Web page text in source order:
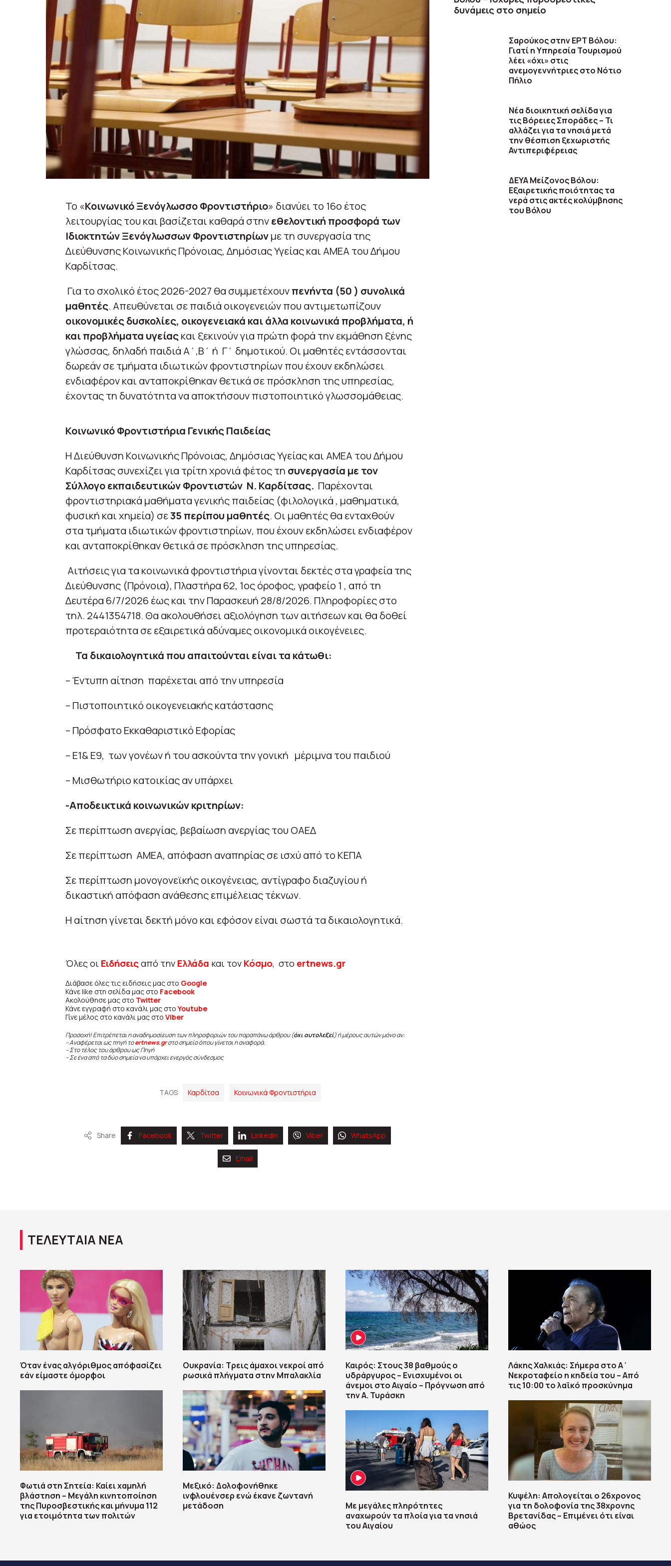
Το «Κοινωνικό Ξενόγλωσσο Φροντιστήριο» διανύει το 16ο έτος
λειτουργίας του και βασίζεται καθαρά στηνεθελοντική προσφορά των
Ιδιοκτητών Ξενόγλωσσων Φροντιστηρίωνμε τη συνεργασία της
Διεύθυνσης Κοινωνικής Πρόνοιας, Δημόσιας Υγείας και ΑΜΕΑ του Δήμου
Καρδίτσας.
Για το σχολικό έτος 2026-2027 θα συμμετέχουνπενήντα (50 ) συνολικά
μαθητές. Απευθύνεται σε παιδιά οικογενειών που αντιμετωπίζουν
οικονομικές δυσκολίες, οικογενειακά και άλλα κοινωνικά προβλήματα, ή
και προβλήματα υγείαςκαι ξεκινούν για πρώτη φορά την εκμάθηση ξένης
γλώσσας, δηλαδή παιδιά Α΄,Β΄ ή Γ΄ δημοτικού. Οι μαθητές εντάσσονται
δωρεάν σε τμήματα ιδιωτικών φροντιστηρίων που έχουν εκδηλώσει
ενδιαφέρον και ανταποκρίθηκαν θετικά σε πρόσκληση της υπηρεσίας,
έχοντας τη δυνατότητα να αποκτήσουν πιστοποιητικό γλωσσομάθειας.
Κοινωνικό Φροντιστήρια Γενικής Παιδείας
Η Διεύθυνση Κοινωνικής Πρόνοιας, Δημόσιας Υγείας και ΑΜΕΑ του Δήμου
Καρδίτσας συνεχίζει για τρίτη χρονιά φέτος τη συνεργασία με τον
Σύλλογο εκπαιδευτικών Φροντιστών Ν. Καρδίτσας. Παρέχονται
φροντιστηριακά μαθήματα γενικής παιδείας (φιλολογικά , μαθηματικά,
φυσική και χημεία) σε35 περίπου μαθητές. Οι μαθητές θα ενταχθούν
στα τμήματα ιδιωτικών φροντιστηρίων, που έχουν εκδηλώσει ενδιαφέρον
και ανταποκρίθηκαν θετικά σε πρόσκληση της υπηρεσίας.
Αιτήσεις για τα κοινωνικά φροντιστήρια γίνονται δεκτές στα γραφεία της
Διεύθυνσης (Πρόνοια), Πλαστήρα 62, 1ος όροφος, γραφείο 1 , από τη
Δευτέρα 6/7/2026 έως και την Παρασκευή 28/8/2026. Πληροφορίες στο
τηλ. 2441354718. Θα ακολουθήσει αξιολόγηση των αιτήσεων και θα δοθεί
προτεραιότητα σε εξαιρετικά αδύναμες οικονομικά οικογένειες.
Τα δικαιολογητικά που απαιτούνται είναι τα κάτωθι:
– Έντυπη αίτηση παρέχεται από την υπηρεσία
– Πιστοποιητικό οικογενειακής κατάστασης
– Πρόσφατο Εκκαθαριστικό Εφορίας
– Ε1& Ε9, των γονέων ή του ασκούντα την γονική μέριμνα του παιδιού
– Μισθωτήριο κατοικίας αν υπάρχει
-Αποδεικτικά κοινωνικών κριτηρίων:
Σε περίπτωση ανεργίας, βεβαίωση ανεργίας του ΟΑΕΔ
Σε περίπτωση ΑΜΕΑ, απόφαση αναπηρίας σε ισχύ από το ΚΕΠΑ
Σε περίπτωση μονογονεϊκής οικογένειας, αντίγραφο διαζυγίου ή
δικαστική απόφαση ανάθεσης επιμέλειας τέκνων.
Η αίτηση γίνεται δεκτή μόνο και εφόσον είναι σωστά τα δικαιολογητικά.
Όλες οι Ειδήσεις από την Ελλάδα και τον Κόσμο, στο ertnews.gr
Διάβασε όλες τις ειδήσεις μας στο Google
Κάνε like στη σελίδα μας στο Facebook
Ακολούθησε μας στο Twitter
Κάνε εγγραφή στο κανάλι μας στοYoutube
Γίνε μέλος στο κανάλι μας στο Viber
Προσοχή! Επιτρέπεται η αναδημοσίευση των πληροφοριών του παραπάνω άρθρου (όχι αυτολεξεί) ή μέρους αυτών μόνο αν:
– Αναφέρεται ως πηγή τοertnews.gr στο σημείο όπου γίνεται η αναφορά.
– Στο τέλος του άρθρου ως Πηγή
– Σε ένα από τα δύο σημεία να υπάρχει ενεργός σύνδεσμος
TAGS Καρδίτσα Κοινωνικά Φροντιστήρια
Share Facebook Twitter Linkedin Viber WhatsApp
Email
δυνάμεις στο σημείο
Σαρούκος στην ΕΡΤ Βόλου:
Γιατί η Υπηρεσία Τουρισμού
λέει «όχι» στις
ανεμογεννήτριες στο Νότιο
Πήλιο
Νέα διοικητική σελίδα για
τις Βόρειες Σποράδες – Τι
αλλάζει για τα νησιά μετά
την θέσπιση ξεχωριστής
Αντιπεριφέρειας
ΔΕΥΑ Μείζονος Βόλου:
Εξαιρετικής ποιότητας τα
νερά στις ακτές κολύμβησης
του Βόλου
ΤΕΛΕΥΤΑΙΑ ΝΕΑ
Όταν ένας αλγόριθμος απόφασίζει
εάν είμαστε όμορφοι
Φωτιά στη Σητεία: Καίει χαμηλή
βλάστηση – Μεγάλη κινητοποίηση
της Πυροσβεστικής και μήνυμα 112
για ετοιμότητα των πολιτών
Ουκρανία: Τρεις άμαχοι νεκροί από
ρωσικά πλήγματα στην Μπαλακλία
Μεξικό: Δολοφονήθηκε
ινφλουένσερ ενώ έκανε ζωντανή
μετάδοση
Καιρός: Στους 38 βαθμούς ο
υδράργυρος – Ενισχυμένοι οι
άνεμοι στο Αιγαίο – Πρόγνωση από
την Α. Τυράσκη
Με μεγάλες πληρότητες
αναχωρούν τα πλοία για τα νησιά
του Αιγαίου
Λάκης Χαλκιάς: Σήμερα στο Α΄
Νεκροταφείο η κηδεία του – Από
τις 10:00 το λαϊκό προσκύνημα
Κυψέλη: Απολογείται ο 26χρονος
για τη δολοφονία της 38χρονης
Βρετανίδας – Επιμένει ότι είναι
αθώος